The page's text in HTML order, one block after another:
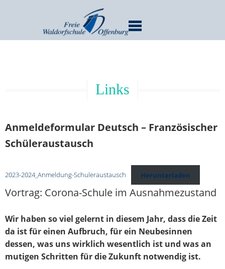
Links
Anmeldeformular Deutsch – Französischer
Schüleraustausch
2023-2024_Anmeldung-Schuleraustausch Herunterladen
Vortrag: Corona-Schule im Ausnahmezustand
Wir haben so viel gelernt in diesem Jahr, dass die Zeit
da ist für einen Aufbruch, für ein Neubesinnen
dessen, was uns wirklich wesentlich ist und was an
mutigen Schritten für die Zukunft notwendig ist.